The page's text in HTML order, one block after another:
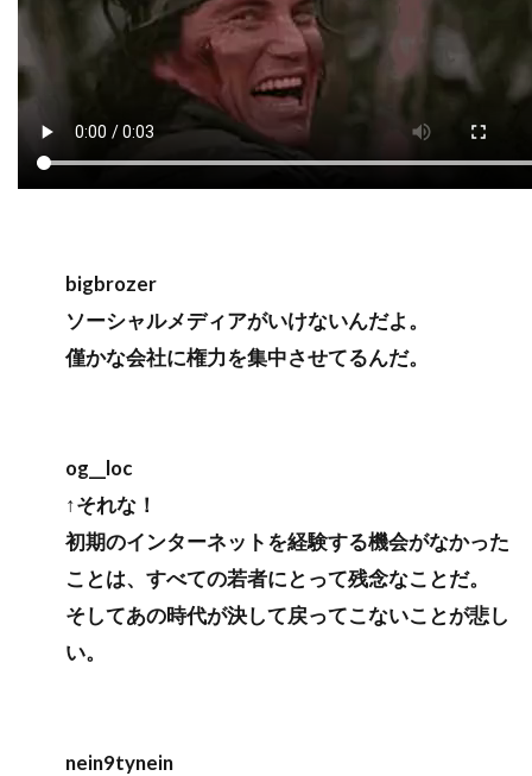
bigbrozer
ソーシャルメディアがいけないんだよ。
僅かな会社に権力を集中させてるんだ。
og__loc
↑それな！
初期のインターネットを経験する機会がなかった
ことは、すべての若者にとって残念なことだ。
そしてあの時代が決して戻ってこないことが悲し
い。
nein9tynein